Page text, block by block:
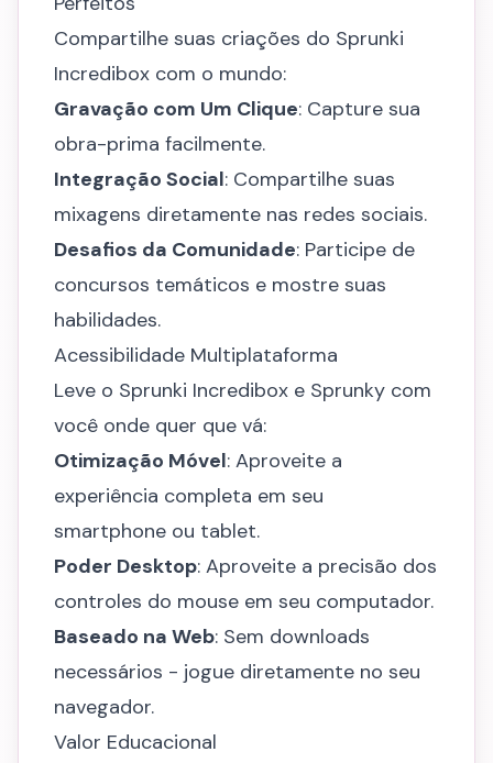
Compartilhe suas criações do Sprunki
Incredibox com o mundo:
Gravação com Um Clique: Capture sua
obra-prima facilmente.
Integração Social: Compartilhe suas
mixagens diretamente nas redes sociais.
Desafios da Comunidade: Participe de
concursos temáticos e mostre suas
habilidades.
Acessibilidade Multiplataforma
Leve o Sprunki Incredibox e Sprunky com
você onde quer que vá:
Otimização Móvel: Aproveite a
experiência completa em seu
smartphone ou tablet.
Poder Desktop: Aproveite a precisão dos
controles do mouse em seu computador.
Baseado na Web: Sem downloads
necessários - jogue diretamente no seu
navegador.
Valor Educacional